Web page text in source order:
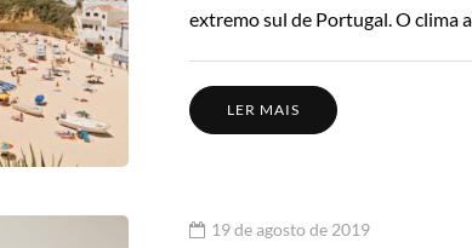
extremo sul de Portugal. O clima
LER MAIS
19 de agosto de 2019